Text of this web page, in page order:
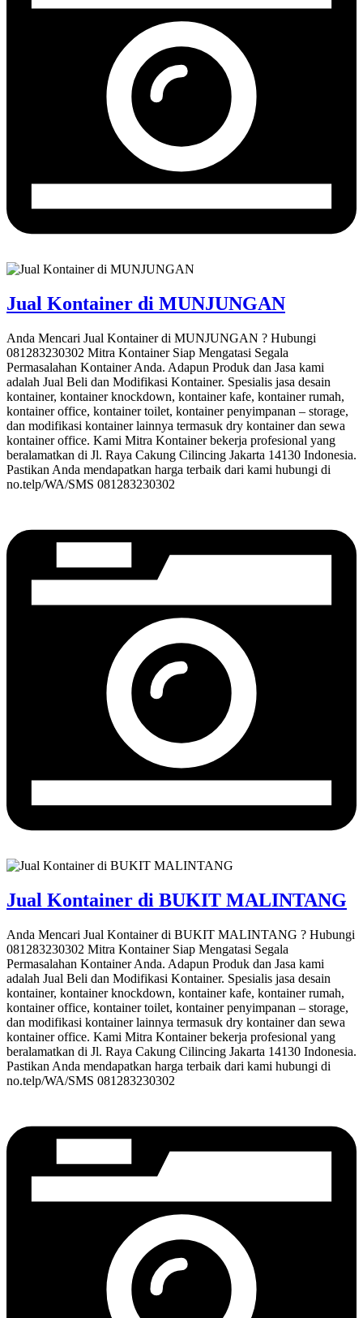
Jual Kontainer di MUNJUNGAN
Anda Mencari Jual Kontainer di MUNJUNGAN ? Hubungi
081283230302 Mitra Kontainer Siap Mengatasi Segala
Permasalahan Kontainer Anda. Adapun Produk dan Jasa kami
adalah Jual Beli dan Modifikasi Kontainer. Spesialis jasa desain
kontainer, kontainer knockdown, kontainer kafe, kontainer rumah,
kontainer office, kontainer toilet, kontainer penyimpanan – storage,
dan modifikasi kontainer lainnya termasuk dry kontainer dan sewa
kontainer office. Kami Mitra Kontainer bekerja profesional yang
beralamatkan di Jl. Raya Cakung Cilincing Jakarta 14130 Indonesia.
Pastikan Anda mendapatkan harga terbaik dari kami hubungi di
no.telp/WA/SMS 081283230302
Jual Kontainer di BUKIT MALINTANG
Anda Mencari Jual Kontainer di BUKIT MALINTANG ? Hubungi
081283230302 Mitra Kontainer Siap Mengatasi Segala
Permasalahan Kontainer Anda. Adapun Produk dan Jasa kami
adalah Jual Beli dan Modifikasi Kontainer. Spesialis jasa desain
kontainer, kontainer knockdown, kontainer kafe, kontainer rumah,
kontainer office, kontainer toilet, kontainer penyimpanan – storage,
dan modifikasi kontainer lainnya termasuk dry kontainer dan sewa
kontainer office. Kami Mitra Kontainer bekerja profesional yang
beralamatkan di Jl. Raya Cakung Cilincing Jakarta 14130 Indonesia.
Pastikan Anda mendapatkan harga terbaik dari kami hubungi di
no.telp/WA/SMS 081283230302